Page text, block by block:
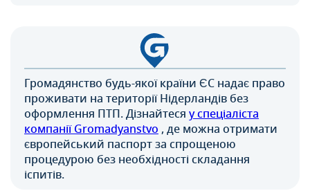
Громадянство будь-якої країни ЄС надає право
проживати на території Нідерландів без
оформлення ПТП. Дізнайтеся у спеціаліста
компанії Gromadyanstvo , де можна отримати
європейський паспорт за спрощеною
процедурою без необхідності складання
іспитів.